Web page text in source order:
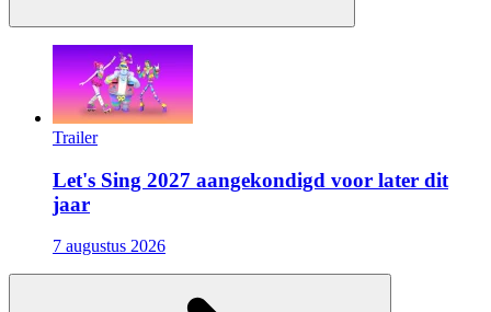
Trailer
Let's Sing 2027 aangekondigd voor later dit
jaar
7 augustus 2026